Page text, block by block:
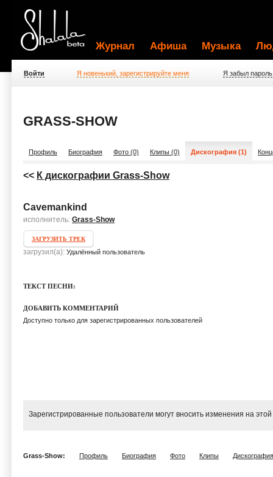
Журнал Афиша Музыка
Войти Я новенький, зарегистрируйте меня Я забыл пароль
GRASS-SHOW
Профиль Биография Фото (0) Клипы (0) Дискография (1)
<< К дискографии Grass-Show
Cavemankind
исполнитель: Grass-Show
ЗАГРУЗИТЬ ТРЕК
загрузил(а): Удалённый пользователь
ТЕКСТ ПЕСНИ:
ДОБАВИТЬ КОММЕНТАРИЙ
Доступно только для зарегистрированных пользователей
Зарегистрированные пользователи могут вносить изменения на
Grass-Show: Профиль Биография Фото Клипы Дискография